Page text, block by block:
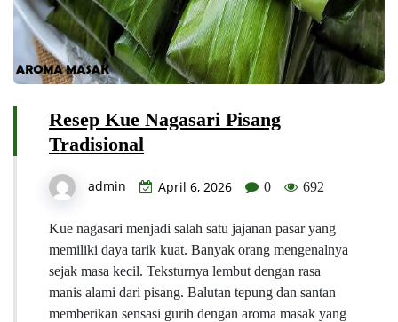
Resep Kue Nagasari Pisang
Tradisional
admin April 6, 2026 0 692
Kue nagasari menjadi salah satu jajanan pasar yang
memiliki daya tarik kuat. Banyak orang mengenalnya
sejak masa kecil. Teksturnya lembut dengan rasa
manis alami dari pisang. Balutan tepung dan santan
memberikan sensasi gurih dengan aroma masak yang